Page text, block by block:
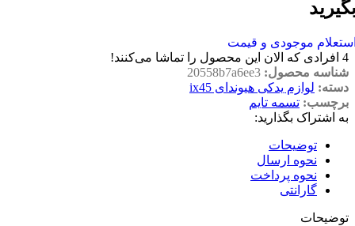
موجودی و قیمت
4 افرادی که الان این محصول را تماشا می‌کنند!
شناسه محصول: 20558b7a6ee3
دسته: لوازم یدکی هیوندای ix45
برچسب: تسمه تایم
به اشتراک بگذارید:
توضیحات
نحوه ارسال
نحوه پرداخت
گارانتی
توضیحات